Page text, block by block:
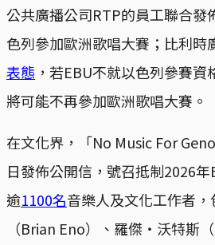
公共廣播公司RTP的員工聯合發
色列參加歐洲歌唱大賽；比利時
表態 ，若EBU不就以色列參賽
將可能不再參加歐洲歌唱大賽。
在文化界，「No Music For
日發佈公開信，號召抵制2026
逾1100名音樂人及文化工作者
（Brian Eno）、羅傑‧沃特斯